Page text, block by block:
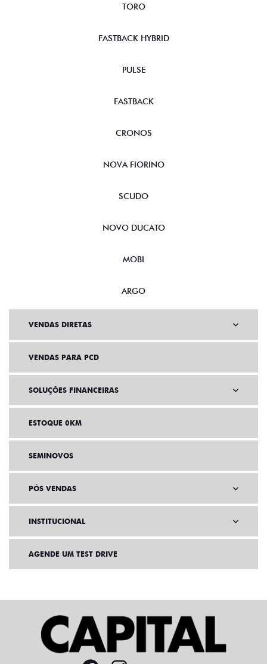
TORO
FASTBACK HYBRID
PULSE
FASTBACK
CRONOS
NOVA FIORINO
SCUDO
NOVO DUCATO
MOBI
ARGO
VENDAS DIRETAS
VENDAS PARA PCD
SOLUÇÕES FINANCEIRAS
ESTOQUE 0KM
SEMINOVOS
PÓS VENDAS
INSTITUCIONAL
AGENDE UM TEST DRIVE